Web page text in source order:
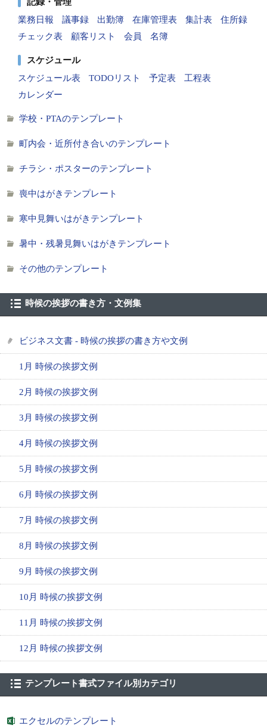
業務日報
議事録 出勤簿 在庫管理表 集計表
住所録
チェック表
顧客リスト 会員 名簿
スケジュール
スケジュール表
TODOリスト 予定表
工程表
カレンダー
学校・PTAのテンプレート
町内会・近所付き合いのテンプレート
チラシ・ポスターのテンプレート
喪中はがきテンプレート
寒中見舞いはがきテンプレート
暑中・残暑見舞いはがきテンプレート
その他のテンプレート
時候の挨拶の書き方・文例集
ビジネス文書 - 時候の挨拶の書き方や文例
1月 時候の挨拶文例
2月 時候の挨拶文例
3月 時候の挨拶文例
4月 時候の挨拶文例
5月 時候の挨拶文例
6月 時候の挨拶文例
7月 時候の挨拶文例
8月 時候の挨拶文例
9月 時候の挨拶文例
10月 時候の挨拶文例
11月 時候の挨拶文例
12月 時候の挨拶文例
テンプレート書式ファイル別カテゴリ
エクセルのテンプレート